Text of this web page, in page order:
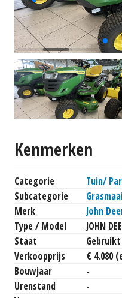
Kenmerken
Categorie
Tuin/
Subcategorie
Merk
John
Type / Model
JOHN
Staat
Gebruikt
Verkoopprijs
€ 4.080
Bouwjaar
-
Urenstand
-